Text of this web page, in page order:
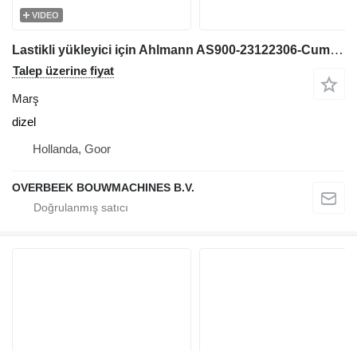
VIDEO
Lastikli yükleyici için Ahlmann AS900-23122306-Cummins B3.3T- /Anlasser marş
Talep üzerine fiyat
Marş
dizel
Hollanda, Goor
OVERBEEK BOUWMACHINES B.V.